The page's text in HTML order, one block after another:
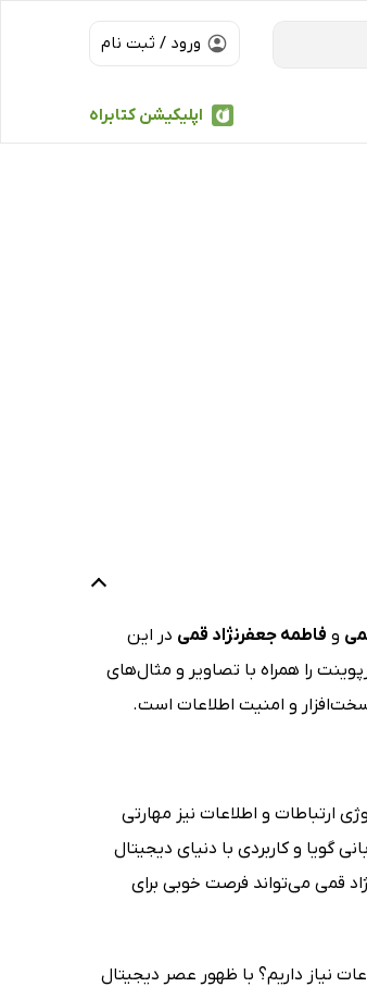
ورود / ثبت نام
اپلیکیشن کتابراه
و فاطمه جعفرنژاد قمی در این
را همراه با تصاویر و مثال‌های
و امنیت اطلاعات است.
ارتباطات و اطلاعات نیز مهارتی
گویا و کاربردی با دنیای دیجیتال
قمی می‌تواند فرصت خوبی برای
نیاز داریم؟ با ظهور عصر دیجیتال